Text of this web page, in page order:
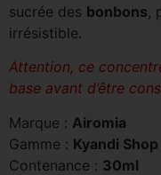
sucrée des bonbons,
irrésistible.
Attention, ce
base avant d’être
Marque : Airomia
Gamme : Kyandi Shop
Contenance : 30ml